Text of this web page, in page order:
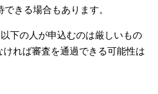
きる場合もあります。
下の人が申込むのは厳しいもの
れば審査を通過できる可能性は